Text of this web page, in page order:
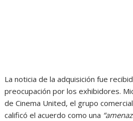
La noticia de la adquisición fue
preocupación por los exhibidores.
de Cinema United, el grupo
calificó el acuerdo como una